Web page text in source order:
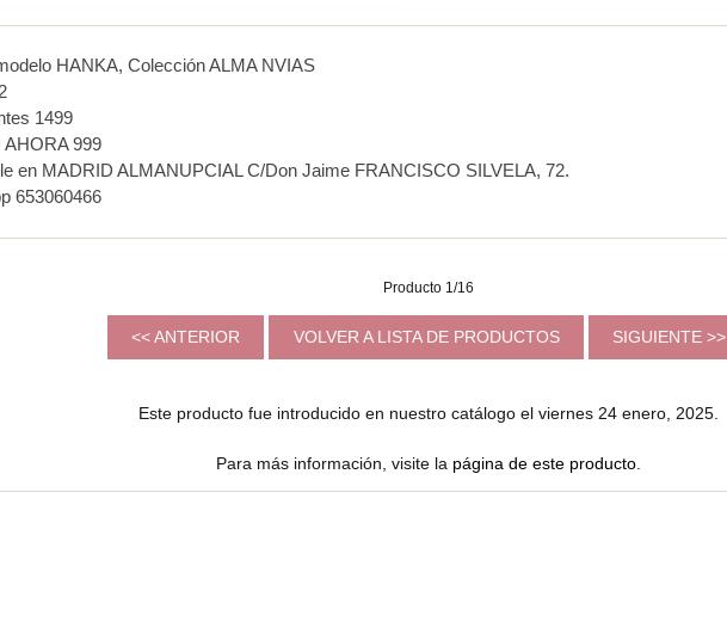
HANKA, Colección ALMA NVIAS
1499
AHORA 999
en MADRID ALMANUPCIAL C/Don Jaime FRANCISCO SILVELA, 72.
653060466
Producto 1/16
<< ANTERIOR VOLVER A LISTA DE PRODUCTOS SIGUIENTE >>
Este producto fue introducido en nuestro catálogo el viernes 24 enero, 2025.
Para más información, visite la página de este producto